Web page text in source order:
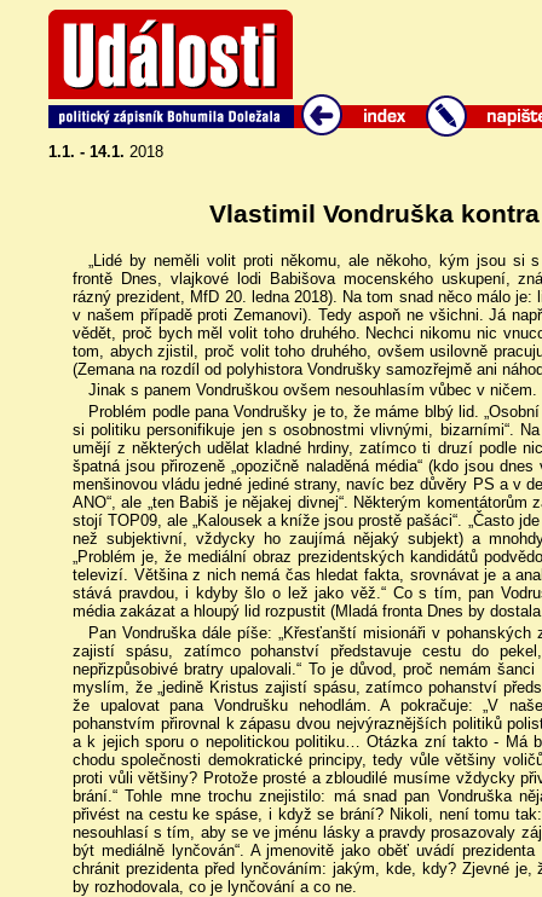
1.1. - 14.1. 2018
Vlastimil Vondruška
„Lidé by neměli volit proti někomu, ale někoho, kým jsou si
frontě Dnes, vlajkové lodi Babišova mocenského uskupení,
rázný prezident, MfD 20. ledna 2018). Na tom snad něco málo
v našem případě proti Zemanovi). Tedy aspoň ne všichni. Já
vědět, proč bych měl volit toho druhého. Nechci nikomu nic
tom, abych zjistil, proč volit toho druhého, ovšem usilovně
(Zemana na rozdíl od polyhistora Vondrušky samozřejmě ani
Jinak s panem Vondruškou ovšem nesouhlasím vůbec v
Problém podle pana Vondrušky je to, že máme blbý lid.
si politiku personifikuje jen s osobnostmi vlivnými, bizarními“.
umějí z některých udělat kladné hrdiny, zatímco ti druzí podle
špatná jsou přirozeně „opozičně naladěná média“ (kdo jsou
menšinovou vládu jedné jediné strany, navíc bez důvěry PS a v
ANO“, ale „ten Babiš je nějakej divnej“. Některým
stojí TOP09, ale „Kalousek a kníže jsou prostě pašáci“. „Často
než subjektivní, vždycky ho zaujímá nějaký subjekt) a
„Problém je, že mediální obraz prezidentských kandidátů
televizí. Většina z nich nemá čas hledat fakta, srovnávat je a
stává pravdou, i kdyby šlo o lež jako věž.“ Co s tím, pan
média zakázat a hloupý lid rozpustit (Mladá fronta Dnes by
Pan Vondruška dále píše: „Křesťanští misionáři v
zajistí spásu, zatímco pohanství představuje cestu do
nepřizpůsobivé bratry upalovali.“ To je důvod, proč nemám
myslím, že „jedině Kristus zajistí spásu, zatímco pohanství
že upalovat pana Vondrušku nehodlám. A pokračuje: „V
pohanstvím přirovnal k zápasu dvou nejvýraznějších politiků
a k jejich sporu o nepolitickou politiku… Otázka zní takto - Má
chodu společnosti demokratické principy, tedy vůle většiny
proti vůli většiny? Protože prosté a zbloudilé musíme vždycky
brání.“ Tohle mne trochu znejistilo: má snad pan Vondruška
přivést na cestu ke spáse, i když se brání? Nikoli, není tomu
nesouhlasí s tím, aby se ve jménu lásky a pravdy prosazovaly
být mediálně lynčován“. A jmenovitě jako oběť uvádí
chránit prezidenta před lynčováním: jakým, kde, kdy? Zjevné
by rozhodovala, co je lynčování a co ne.